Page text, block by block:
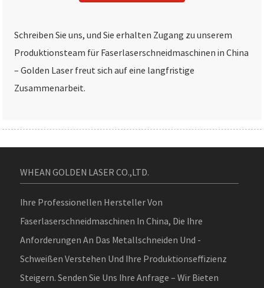
Schreiben Sie uns, und Sie erhalten Zugang zu unserem
Produktionsteam für Faserlaserschneidmaschinen in China
– Golden Laser freut sich auf eine langfristige
Zusammenarbeit.
WHEAN GOLDEN LASER CO.,LTD.
Ihre Professionellen Hersteller Von
Faserlaserschneidmaschinen In China, Die Ihre
Anforderungen An Das Metallschneiden Und -
Schweißen Verstehen Und Ihre Produktionseffizienz
Steigern. Senden Sie Uns Ihre Anfrage – Wir Bieten